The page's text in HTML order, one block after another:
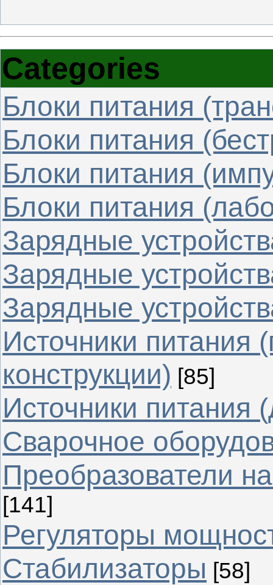
Categories
Блоки питания
Блоки питания
Блоки питания
Блоки питания
Зарядные
Зарядные
Зарядные
Источники питания
конструкции) [85]
Источники питания
Cварочное
Преобразователи
[141]
Регуляторы
Стабилизаторы [58]